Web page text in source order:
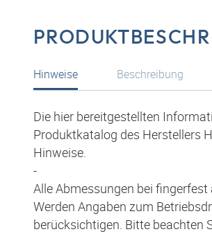
Hinweise
Die hier bereitgestellten
Produktkatalog des Herstellers
Hinweise.
-
Alle Abmessungen bei
Werden Angaben zum
berücksichtigen. Bitte beachten
Beschreibung